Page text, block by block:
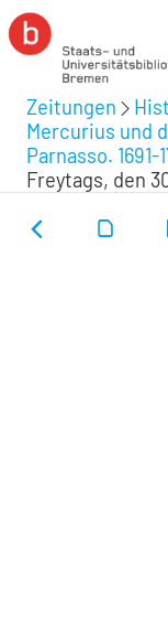
Zeitungen
Mercurius und
Parnasso. 1691-
Freytags, den